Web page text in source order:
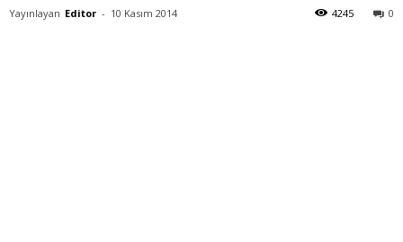
Yayınlayan Editor - 10 Kasım 2014 0
4245